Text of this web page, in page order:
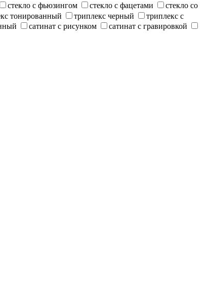
стекло с фьюзингом стекло с фацетами
стекло со
тонированный триплекс черный
триплекс с
сатинат с рисунком
сатинат с гравировкой